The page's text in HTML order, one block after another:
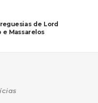
de Lord
e Massarelos